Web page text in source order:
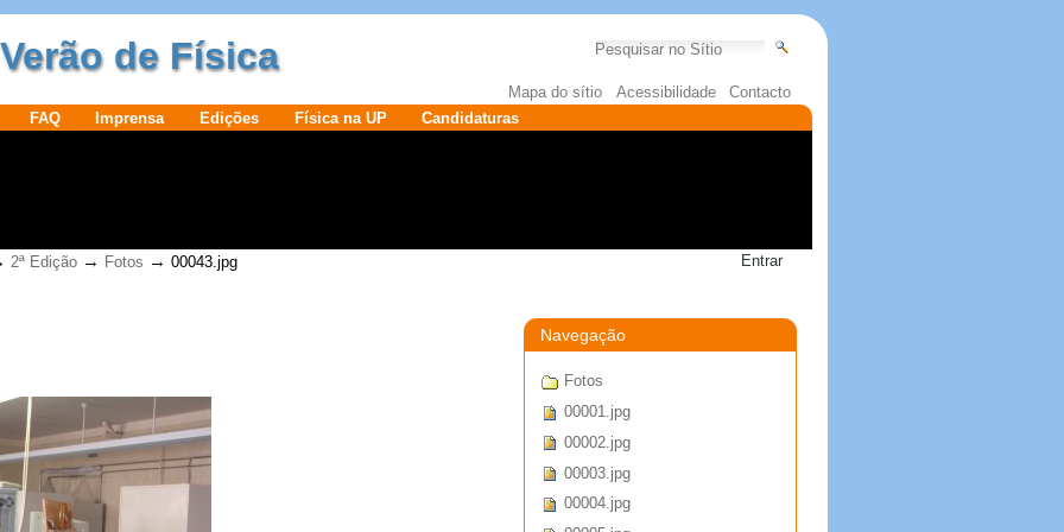
Pesquisar
de Física
Mapa do sítio Acessibilidade
Contacto
FAQ Imprensa Edições Física na UP Candidaturas
Entrar
2ª Edição → Fotos → 00043.jpg
Navegação
Fotos
00001.jpg
00002.jpg
00003.jpg
00004.jpg